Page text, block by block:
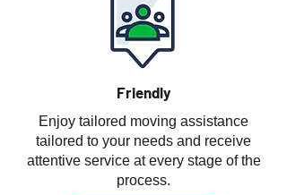
Friendly
Enjoy tailored moving assistance
tailored to your needs and receive
attentive service at every stage of the
process.